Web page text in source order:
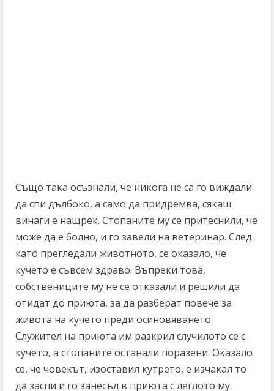
Също така осъзнали, че никога не са го виждали
да спи дълбоко, а само да придремва, сякаш
винаги е нащрек. Стопаните му се притеснили, че
може да е болно, и го завели на ветеринар. След
като прегледали животното, се оказало, че
кучето е съвсем здраво. Въпреки това,
собствениците му не се отказали и решили да
отидат до приюта, за да разберат повече за
живота на кучето преди осиновяването.
Служител на приюта им разкрил случилото се с
кучето, а стопаните останали поразени. Оказало
се, че човекът, изоставил кутрето, е изчакал то
да заспи и го занесъл в приюта с леглото му.